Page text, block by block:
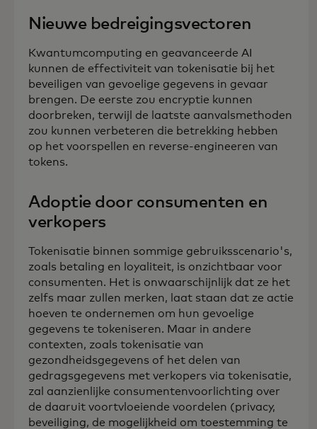
Nieuwe bedreigingsvectoren
Kwantumcomputing en geavanceerde AI
kunnen de effectiviteit van tokenisatie bij het
beveiligen van gevoelige gegevens in gevaar
brengen. De eerste zou encryptie kunnen
doorbreken, terwijl de laatste aanvalsmethoden
zou kunnen verbeteren die betrekking hebben
op het voorspellen en reverse-engineeren van
tokens.
Adoptie door consumenten en
verkopers
Tokenisatie binnen sommige gebruiksscenario's,
zoals betaling en loyaliteit, is onzichtbaar voor
consumenten. Het is onwaarschijnlijk dat ze het
zelfs maar zullen merken, laat staan dat ze actie
hoeven te ondernemen om hun gevoelige
gegevens te tokeniseren. Maar in andere
contexten, zoals tokenisatie van
gezondheidsgegevens of het delen van
gedragsgegevens met verkopers via tokenisatie,
zal aanzienlijke consumentenvoorlichting over
de daaruit voortvloeiende voordelen (privacy,
beveiliging, de mogelijkheid om toestemming te